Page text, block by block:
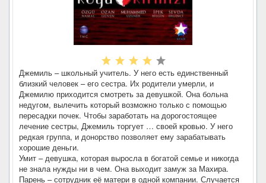
Джемиль – школьный учитель. У него есть единственный
близкий человек – его сестра. Их родители умерли, и
Джемилю приходится смотреть за девушкой. Она больна
недугом, вылечить который возможно только с помощью
пересадки почек. Чтобы заработать на дорогостоящее
лечение сестры, Джемиль торгует … своей кровью. У него
редкая группа, и донорство позволяет ему зарабатывать
хорошие деньги.
Умит – девушка, которая выросла в богатой семье и никогда
не знала нужды ни в чем. Она выходит замуж за Махира.
Парень – сотрудник её матери в одной компании. Случается